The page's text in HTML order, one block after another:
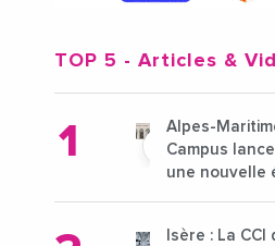
TOP 5 - Articles &
Alpes-
Campus
une nouvelle
Isère : La